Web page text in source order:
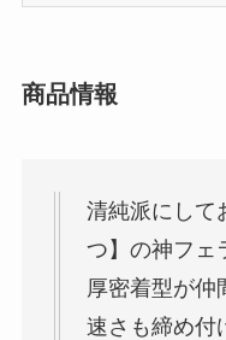
商品情報
清純派にして
つ】の神フェ
厚密着型が仲
速さも締め付